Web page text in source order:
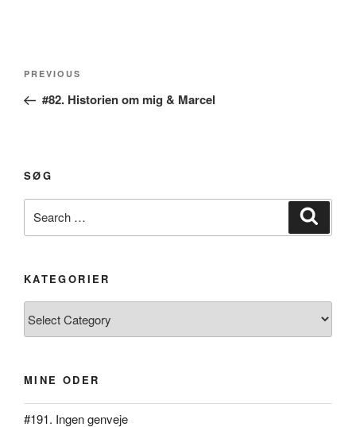
Post
Previous
Post
PREVIOUS
#82. Historien om mig & Marcel
SØG
for:
KATEGORIER
MINE ODER
#191. Ingen genveje